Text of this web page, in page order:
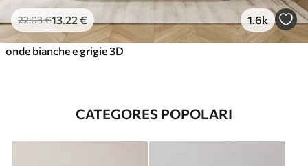
22.03€13 .22 € 1.6k
onde bianche e grigie 3D
CATEGORES POPOLARI